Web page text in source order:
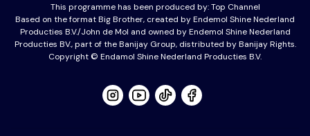
This programme has been produced by:Top Channel
Based on the format Big Brother, created by Endemol Shine Nederland
Producties B.V./John de Mol and owned by Endemol Shine Nederland
Producties BV., part of the Banijay Group, distributed by Banijay Rights.
Copyright © Endamol Shine Nederland Producties B.V.